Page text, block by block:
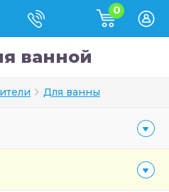
0
ванной
Для ванны